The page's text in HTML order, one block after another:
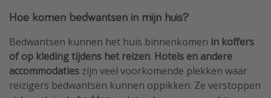
Hoe komen bedwantsen in mijn huis?
Bedwantsen kunnen het huis binnenkomen in koffers
of op kleding tijdens het reizen. Hotels en andere
accommodaties zijn veel voorkomende plekken waar
reizigers bedwantsen kunnen oppikken. Ze verstoppen